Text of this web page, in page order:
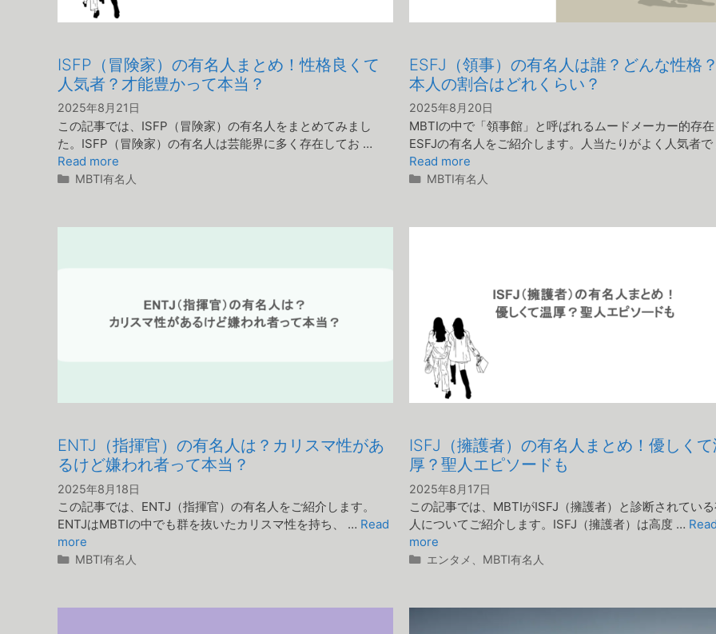
ISFP（冒険家）の有名人まとめ！性格良くて
人気者？才能豊かって本当？
2025年8月21日
この記事では、ISFP（冒険家）の有名人をまとめてみまし
た。ISFP（冒険家）の有名人は芸能界に多く存在してお …
Read more
カ
リ
MBTI有名人
ESFJ（領事）の有名人は誰？どんな性格
本人の割合はどれくらい？
2025年8月20日
MBTIの中で「領事館」と呼ばれるムードメーカー的存在
ESFJの有名人をご紹介します。人当たりがよく人気者
Read more
カ
リ
MBTI有名人
ENTJ（指揮官）の有名人は？カリスマ性があ
るけど嫌われ者って本当？
2025年8月18日
この記事では、ENTJ（指揮官）の有名人をご紹介します。
ENTJはMBTIの中でも群を抜いたカリスマ性を持ち、 … Read
more
カ
リ
MBTI有名人
ISFJ（擁護者）の有名人まとめ！優しくて
厚？聖人エピソードも
2025年8月17日
この記事では、MBTIがISFJ（擁護者）と診断されている
人についてご紹介します。ISFJ（擁護者）は高度 … Read
more
カ
リ
エンタメ MBTI有名人